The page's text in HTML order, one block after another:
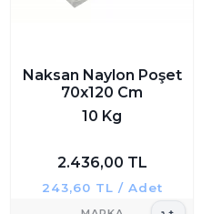
Naksan Naylon Poşet
70x120 Cm
10 Kg
2.436,00 TL
243,60 TL / Adet